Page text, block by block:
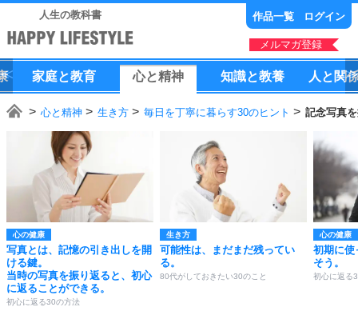
人生の教科書 作品一覧 ログイン
メルマガ登録
家庭と教育 心と精神 知識と教養 人 と 関
心と精神 生き方 毎日を丁寧に暮らす30のヒント 記念写真
心の健康
写真とは、記憶の引き出しを開
ける鍵。
当時の写真を振り返ると、初心
に返ることができる。
初心に返る30の方法
生き方
可能性は、まだまだ残ってい
る。
80代がしておきたい30のこと
心の健康
初期に使
そう。
初心に返る